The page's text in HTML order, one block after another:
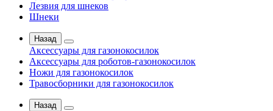
Лезвия для шнеков
Шнеки
Назад
Аксессуары для газонокосилок
Аксессуары для роботов-газонокосилок
Ножи для газонокосилок
Травосборники для газонокосилок
Назад